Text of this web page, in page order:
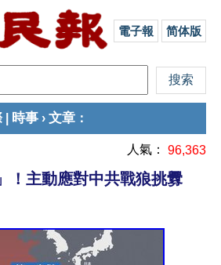
電子報 简体版
| 時事 › 文章 ：
人氣： 96,363
！主動應對中共戰狼挑釁